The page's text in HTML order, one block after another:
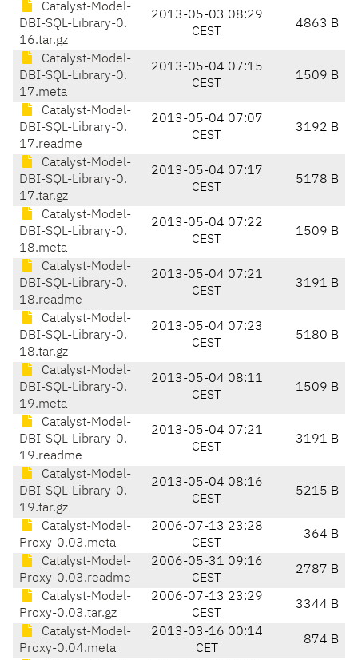
Catalyst-Model-
DBI-SQL-Library-0.
16.tar.gz
2013-05-03 08:29
CEST
4863 B
Catalyst-Model-
DBI-SQL-Library-0.
17.meta
2013-05-04 07:15
CEST
1509 B
Catalyst-Model-
DBI-SQL-Library-0.
17.readme
2013-05-04 07:07
CEST
3192 B
Catalyst-Model-
DBI-SQL-Library-0.
17.tar.gz
2013-05-04 07:17
CEST
5178 B
Catalyst-Model-
DBI-SQL-Library-0.
18.meta
2013-05-04 07:22
CEST
1509 B
Catalyst-Model-
DBI-SQL-Library-0.
18.readme
2013-05-04 07:21
CEST
3191 B
Catalyst-Model-
DBI-SQL-Library-0.
18.tar.gz
2013-05-04 07:23
CEST
5180 B
Catalyst-Model-
DBI-SQL-Library-0.
19.meta
2013-05-04 08:11
CEST
1509 B
Catalyst-Model-
DBI-SQL-Library-0.
19.readme
2013-05-04 07:21
CEST
3191 B
Catalyst-Model-
DBI-SQL-Library-0.
19.tar.gz
2013-05-04 08:16
CEST
5215 B
Catalyst-Model-
Proxy-0.03.meta
2006-07-13 23:28
CEST
364 B
Catalyst-Model-
Proxy-0.03.readme
2006-05-31 09:16
CEST
2787 B
Catalyst-Model-
Proxy-0.03.tar.gz
2006-07-13 23:29
CEST
3344 B
Catalyst-Model-
Proxy-0.04.meta
2013-03-16 00:14
CET
874 B